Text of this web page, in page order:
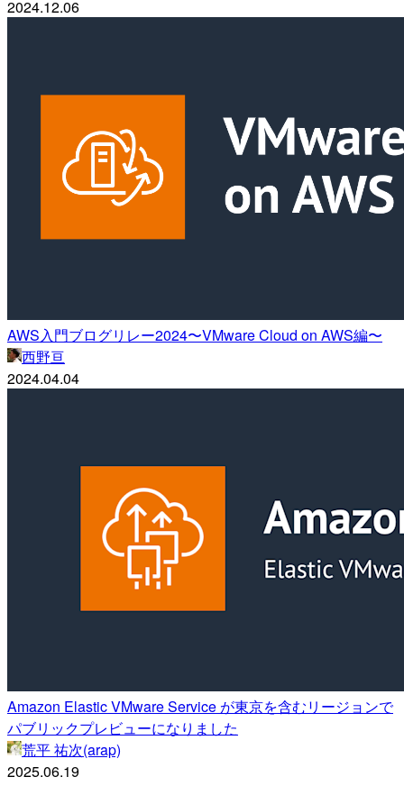
2024.12.06
AWS入門ブログリレー2024〜VMware Cloud on AWS編〜
西野亘
2024.04.04
Amazon Elastic VMware Service が東京を含むリージョンで
パブリックプレビューになりました
荒平 祐次(arap)
2025.06.19